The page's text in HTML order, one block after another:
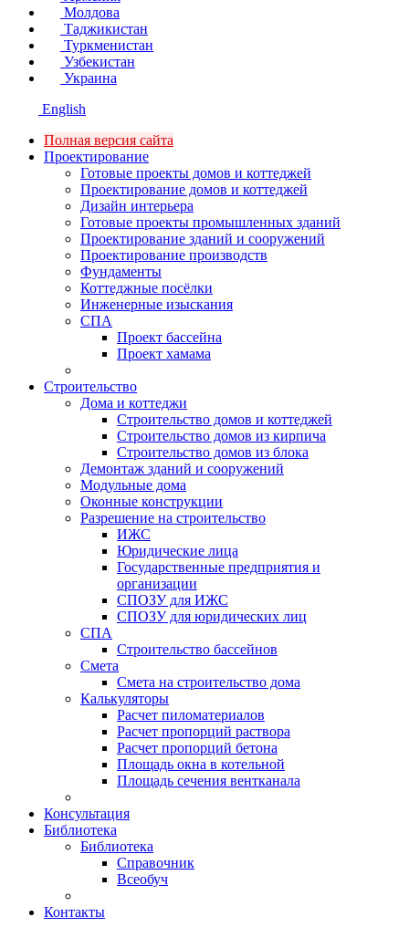
Молдова
Таджикистан
Туркменистан
Узбекистан
Украина
English
Полная версия сайта
Проектирование
Готовые проекты домов и коттеджей
Проектирование домов и коттеджей
Дизайн интерьера
Готовые проекты промышленных зданий
Проектирование зданий и сооружений
Проектирование производств
Фундаменты
Коттеджные посёлки
Инженерные изыскания
СПА
Проект бассейна
Проект хамама
Строительство
Дома и коттеджи
Строительство домов и коттеджей
Строительство домов из кирпича
Строительство домов из блока
Демонтаж зданий и сооружений
Модульные дома
Оконные конструкции
Разрешение на строительство
ИЖС
Юридические лица
Государственные предприятия и
организации
СПОЗУ для ИЖС
СПОЗУ для юридических лиц
СПА
Строительство бассейнов
Смета
Смета на строительство дома
Калькуляторы
Расчет пиломатериалов
Расчет пропорций раствора
Расчет пропорций бетона
Площадь окна в котельной
Площадь сечения вентканала
Консультация
Библиотека
Библиотека
Справочник
Всеобуч
Контакты